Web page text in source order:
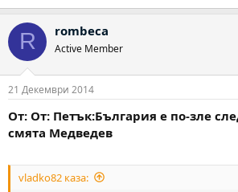
R rombeca
Active Member
21 Декември 2014
От: От: Петък:България е по-зле
смята Медведев
vladko82 каза: